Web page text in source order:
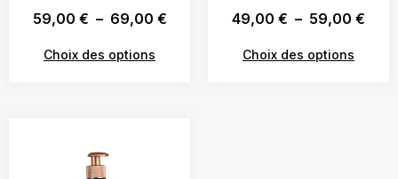
59,00 € – 69,00 €
Choix des options
49,00 € – 59,00 €
Choix des options